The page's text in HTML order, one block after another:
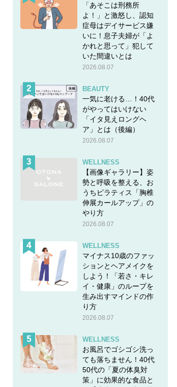
「あそこは刑務所
よ！」と激怒し、認知
症母はデイサービス嫌
いに！息子夫婦が「よ
かれと思って」犯して
いた間違いとは
2026.08.07
BEAUTY
一気に老ける…！40代
がやってはいけない
「イタ見えロングヘ
ア」とは（後編）
2026.08.07
WELLNESS
【画像ギャラリー】姿
勢と呼吸を整える、お
うちピラティス「胸椎
伸展カールアップ」の
やり方
2026.08.07
WELLNESS
マイナス10歳のファッ
ションとヘアメイクを
しよう！「若さ・キレ
イ・健康」のループを
生み出すマインドの作
り方
2026.08.07
WELLNESS
お風呂でゴシゴシ洗っ
ても落ちません！40代
50代の「夏の体臭対
策」に効果的な食品と